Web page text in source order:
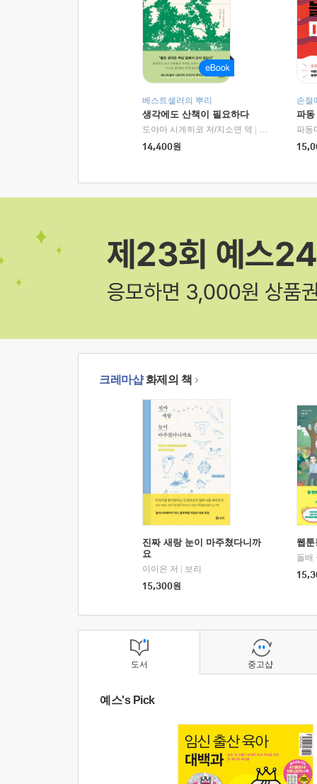
베스트셀러의 뿌리
생각에도 산책이 필요하다
도야마 시게히코 저/지소연 역
알에이치코리
14,400원
손절
파동
파동
크레마샵화제의 책
진짜 새랑 눈이 마주쳤다니까
요
이이은 저
보리
15,300원
웹
돌배
도서
예스's Pick
중고샵